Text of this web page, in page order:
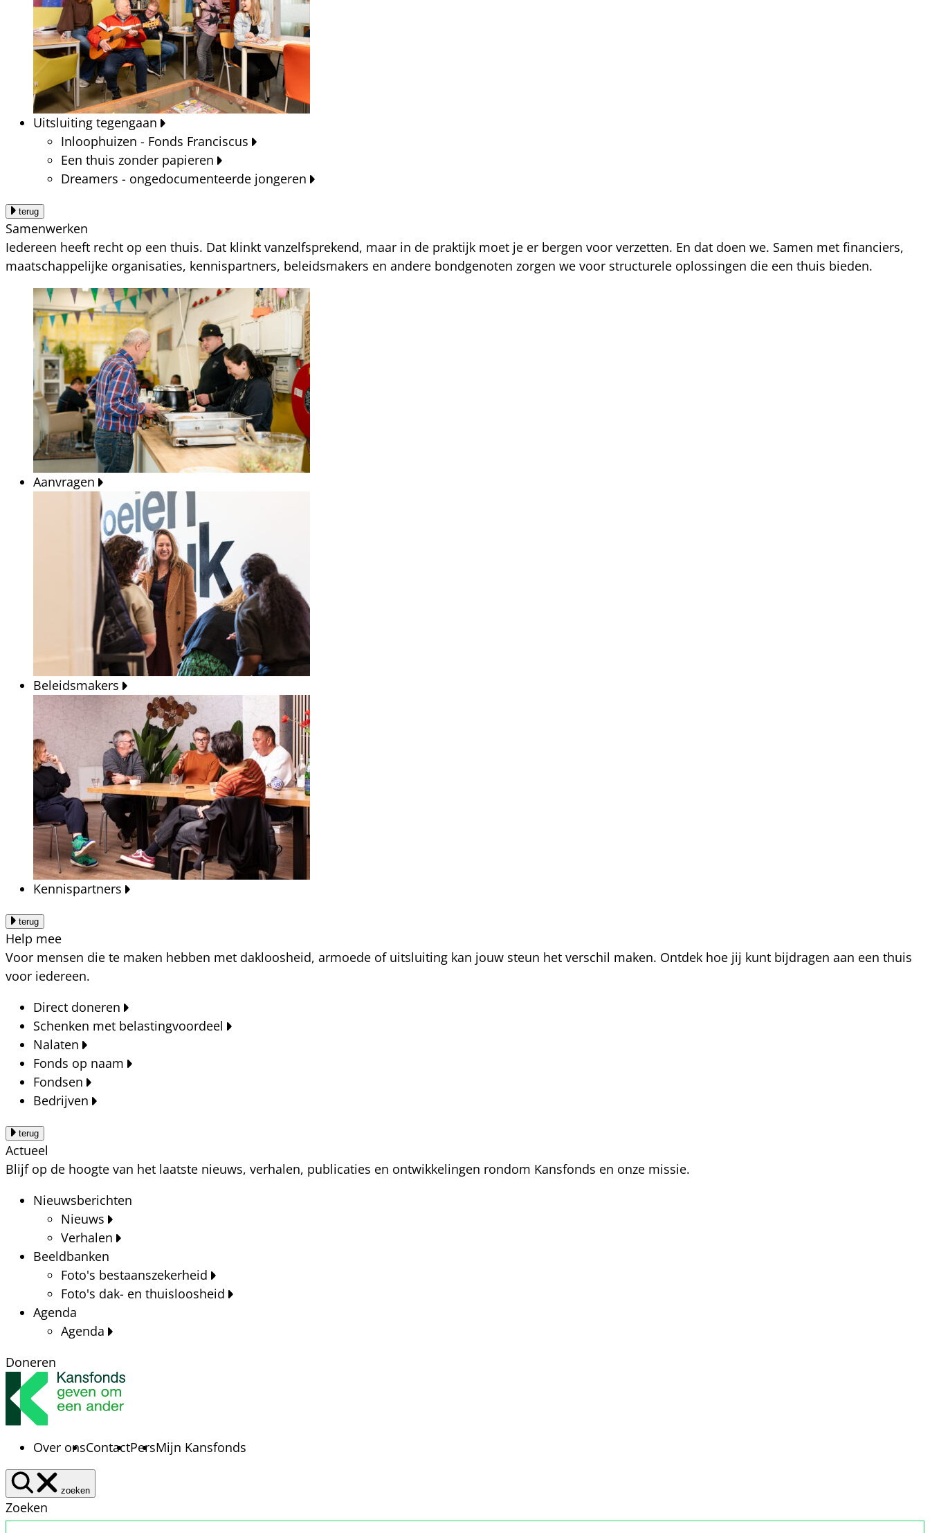
Uitsluiting tegengaan
Inloophuizen - Fonds Franciscus
Een thuis zonder papieren
Dreamers - ongedocumenteerde jongeren
terug
Samenwerken
Iedereen heeft recht op een thuis. Dat klinkt vanzelfsprekend, maar in de praktijk moet je er bergen voor verzetten. En dat doen we. Samen met financiers,
maatschappelijke organisaties, kennispartners, beleidsmakers en andere bondgenoten zorgen we voor structurele oplossingen die een thuis bieden.
Aanvragen
Beleidsmakers
Kennispartners
terug
Help mee
Voor mensen die te maken hebben met dakloosheid, armoede of uitsluiting kan jouw steun het verschil maken. Ontdek hoe jij kunt bijdragen aan een thuis
voor iedereen.
Direct doneren
Schenken met belastingvoordeel
Nalaten
Fonds op naam
Fondsen
Bedrijven
terug
Actueel
Blijf op de hoogte van het laatste nieuws, verhalen, publicaties en ontwikkelingen rondom Kansfonds en onze missie.
Nieuwsberichten
Nieuws
Verhalen
Beeldbanken
Foto's bestaanszekerheid
Foto's dak- en thuisloosheid
Agenda
Agenda
Doneren
Over onsContactPersMijn Kansfonds
zoeken
Zoeken